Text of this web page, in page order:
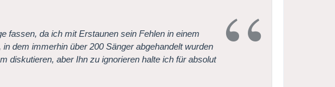
fassen, da ich mit Erstaunen sein Fehlen in einem
dem immerhin über 200 Sänger abgehandelt wurden
diskutieren, aber Ihn zu ignorieren halte ich für absolut